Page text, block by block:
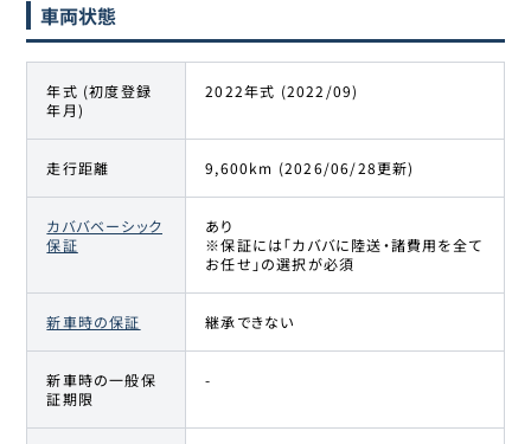
車両状態
年式 (初度登録
年月)
2022年式 (2022/09)
走行距離 9,600km (2026/06/28更新)
カババベーシック
保証
あり
※保証には「カババに陸送・諸費用を全て
お任せ」の選択が必須
新車時の保証 継承できない
新車時の一般保
証期限
-